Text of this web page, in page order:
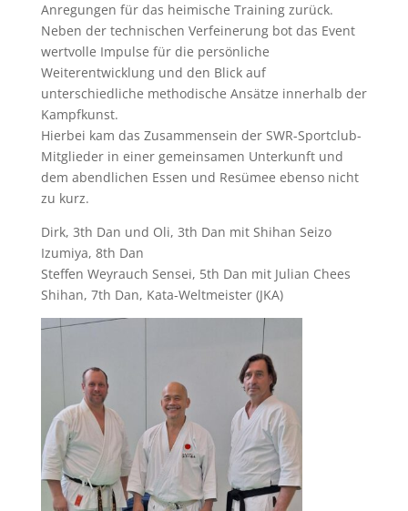
Anregungen für das heimische Training zurück.
Neben der technischen Verfeinerung bot das Event
wertvolle Impulse für die persönliche
Weiterentwicklung und den Blick auf
unterschiedliche methodische Ansätze innerhalb der
Kampfkunst.
Hierbei kam das Zusammensein der SWR-Sportclub-
Mitglieder in einer gemeinsamen Unterkunft und
dem abendlichen Essen und Resümee ebenso nicht
zu kurz.
Dirk, 3th Dan und Oli, 3th Dan mit Shihan Seizo
Izumiya, 8th Dan
Steffen Weyrauch Sensei, 5th Dan mit Julian Chees
Shihan, 7th Dan, Kata-Weltmeister (JKA)